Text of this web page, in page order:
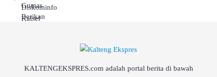
KALTENGEKSPRES.com adalah portal berita di bawah